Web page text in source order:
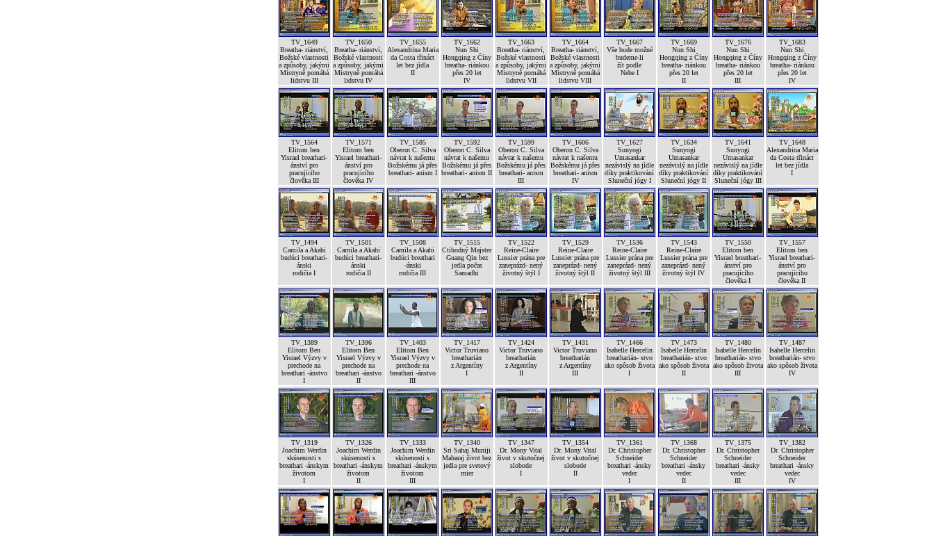
TV_1649
Breatha- riánství,
Božské vlastnosti
a způsoby, jakými
Mistryně pomáhá
lidstvu III
TV_1650
Breatha- riánství,
Božské vlastnosti
a způsoby, jakými
Mistryně pomáhá
lidstvu IV
TV_1655
Alexandrina Maria
da Costa třináct
let bez jídla
II
TV_1662
Nun Shi
Hongqing z Číny
breatha- riánkou
přes 20 let
IV
TV_1663
Breatha- riánství,
Božské vlastnosti
a způsoby, jakými
Mistryně pomáhá
lidstvu VII
TV_1664
Breatha- riánství,
Božské vlastnosti
a způsoby, jakými
Mistryně pomáhá
lidstvu VIII
TV_1667
Vše bude možné
budeme-li
žít podle
Nebe I
TV_1669
Nun Shi
Hongqing z Číny
breatha- riánkou
přes 20 let
II
TV_1676
Nun Shi
Hongqing z Číny
breatha- riánkou
přes 20 let
III
TV_1683
Nun Shi
Hongqing z Číny
breatha- riánkou
přes 20 let
IV
TV_1564
Elitom ben
Yisrael breathari-
ánství pro
pracujícího
člověka III
TV_1571
Elitom ben
Yisrael breathari-
ánství pro
pracujícího
člověka IV
TV_1585
Oberon C. Silva
návrat k našemu
Božskému já přes
breathari- anism I
TV_1592
Oberon C. Silva
návrat k našemu
Božskému já přes
breathari- anism II
TV_1599
Oberon C. Silva
návrat k našemu
Božskému já přes
breathari- anism
III
TV_1606
Oberon C. Silva
návrat k našemu
Božskému já přes
breathari- anism
IV
TV_1627
Sunyogi
Umasankar
nezávislý na jídle
díky praktikování
Sluneční jógy I
TV_1634
Sunyogi
Umasankar
nezávislý na jídle
díky praktikování
Sluneční jógy II
TV_1641
Sunyogi
Umasankar
nezávislý na jídle
díky praktikování
Sluneční jógy III
TV_1648
Alexandrina Maria
da Costa třináct
let bez jídla
I
TV_1494
Camila a Akahi
budúci breathari-
ánski
rodičia I
TV_1501
Camila a Akahi
budúci breathari-
ánski
rodičia II
TV_1508
Camila a Akahi
budúci breathari
-ánski
rodičia III
TV_1515
Ctihodný Majster
Guang Qin bez
jedla počas
Samadhi
TV_1522
Reine-Claire
Lussier prána pre
zaneprázd- nený
životný štýl I
TV_1529
Reine-Claire
Lussier prána pre
zaneprázd- nený
životný štýl II
TV_1536
Reine-Claire
Lussier prána pre
zaneprázd- nený
životný štýl III
TV_1543
Reine-Claire
Lussier prána pre
zaneprázd- nený
životný štýl IV
TV_1550
Elitom ben
Yisrael breathari-
ánství pro
pracujícího
člověka I
TV_1557
Elitom ben
Yisrael breathari-
ánství pro
pracujícího
člověka II
TV_1389
Elitom Ben
Yisrael Výzvy v
prechode na
breathari -ánstvo
I
TV_1396
Elitom Ben
Yisrael Výzvy v
prechode na
breathari -ánstvo
II
TV_1403
Elitom Ben
Yisrael Výzvy v
prechode na
breathari -ánstvo
III
TV_1417
Victor Truviano
breatharián
z Argentíny
I
TV_1424
Victor Truviano
breatharián
z Argentíny
II
TV_1431
Victor Truviano
breatharián
z Argentíny
III
TV_1466
Isabelle Hercelin
breatharián- stvo
ako spôsob života
I
TV_1473
Isabelle Hercelin
breatharián- stvo
ako spôsob života
II
TV_1480
Isabelle Hercelin
breatharián- stvo
ako spôsob života
III
TV_1487
Isabelle Hercelin
breatharián- stvo
ako spôsob života
IV
TV_1319
Joachim Werdin
skúsenosti s
breathari -ánskym
životom
I
TV_1326
Joachim Werdin
skúsenosti s
breathari -ánskym
životom
II
TV_1333
Joachim Werdin
skúsenosti s
breathari -ánskym
životom
III
TV_1340
Sri Sahaj Muniji
Maharaj život bez
jedla pre svetový
mier
TV_1347
Dr. Mony Vital
život v skutočnej
slobode
I
TV_1354
Dr. Mony Vital
život v skutočnej
slobode
II
TV_1361
Dr. Christopher
Schneider
breathari -ánsky
vedec
I
TV_1368
Dr. Christopher
Schneider
breathari -ánsky
vedec
II
TV_1375
Dr. Christopher
Schneider
breathari -ánsky
vedec
III
TV_1382
Dr. Christopher
Schneider
breathari -ánsky
vedec
IV